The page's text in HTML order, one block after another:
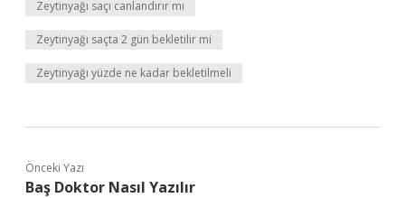
Zeytinyağı saçı canlandırır mı
Zeytinyağı saçta 2 gün bekletilir mi
Zeytinyağı yüzde ne kadar bekletilmeli
Önceki Yazı
Baş Doktor Nasıl Yazılır